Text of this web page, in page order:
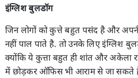
इंग्लिश बुलडॉग
जिन लोगों को कुत्ते बहुत पसंद है और
नहीं पाल पाते है. तो उनके लिए इंग्लिश
क्योंकि ये कुत्ता बहुत ही शांत और अकेला
में छोड़कर ऑफिस भी आराम से जा सकते